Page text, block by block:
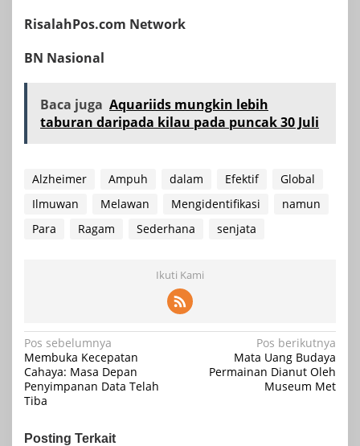
RisalahPos.com Network
BN Nasional
Baca juga Aquariids mungkin lebih
taburan daripada kilau pada puncak 30 Juli
Alzheimer Ampuh dalam Efektif
Global
Ilmuwan
Melawan Mengidentifikasi
namun
Para
Ragam Sederhana senjata
Ikuti Kami
Navigasi
pos
Pos sebelumnya
Membuka Kecepatan
Cahaya: Masa Depan
Penyimpanan Data Telah
Tiba
Pos berikutnya
Mata Uang Budaya
Permainan Dianut Oleh
Museum Met
Posting Terkait